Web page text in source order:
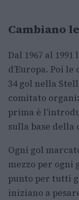
Cambiano
Dal 1967 al 1991
d’Europa. Poi
34 gol nella
comitato
prima è
sulla base
Ogni gol
mezzo per ogni
punto per tutti
iniziano a